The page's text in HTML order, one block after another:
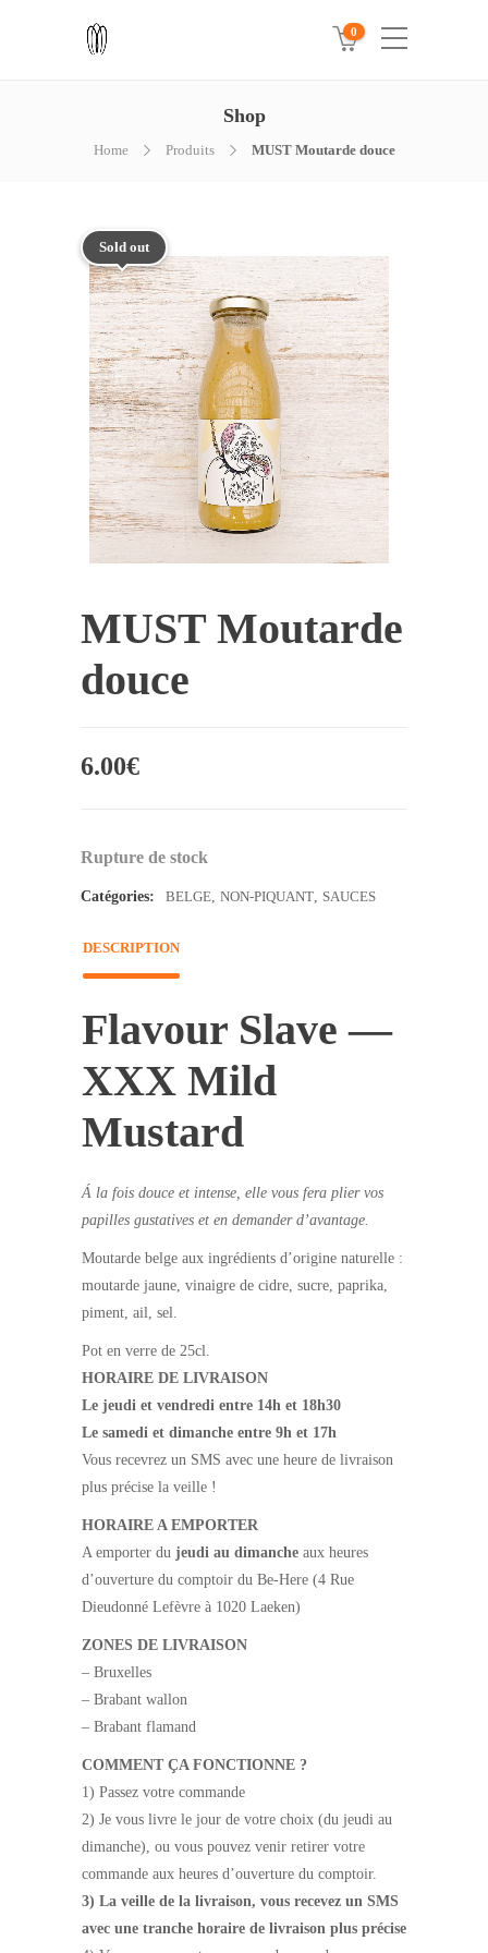
0
Shop
Home Produits MUST Moutarde douce
Sold out
MUST Moutarde
douce
6.00€
Rupture de stock
Catégories: BELGE NON-PIQUANT SAUCES
DESCRIPTION
Flavour Slave —
XXX Mild
Mustard
Á la fois douce et intense, elle vous fera plier vos
papilles gustatives et en demander d’avantage.
Moutarde belge aux ingrédients d’origine naturelle :
moutarde jaune, vinaigre de cidre, sucre, paprika,
piment, ail, sel.
Pot en verre de 25cl.
HORAIRE DE LIVRAISON
Le jeudi et vendredi entre 14h et 18h30
Le samedi et dimanche entre 9h et 17h
Vous recevrez un SMS avec une heure de livraison
plus précise la veille !
HORAIRE A EMPORTER
A emporter du jeudi au dimanche aux heures
d’ouverture du comptoir du Be-Here (4 Rue
Dieudonné Lefèvre à 1020 Laeken)
ZONES DE LIVRAISON
– Bruxelles
– Brabant wallon
– Brabant flamand
COMMENT ÇA FONCTIONNE ?
1) Passez votre commande
2) Je vous livre le jour de votre choix (du jeudi au
dimanche), ou vous pouvez venir retirer votre
commande aux heures d’ouverture du comptoir.
3) La veille de la livraison, vous recevez un SMS
avec une tranche horaire de livraison plus précise